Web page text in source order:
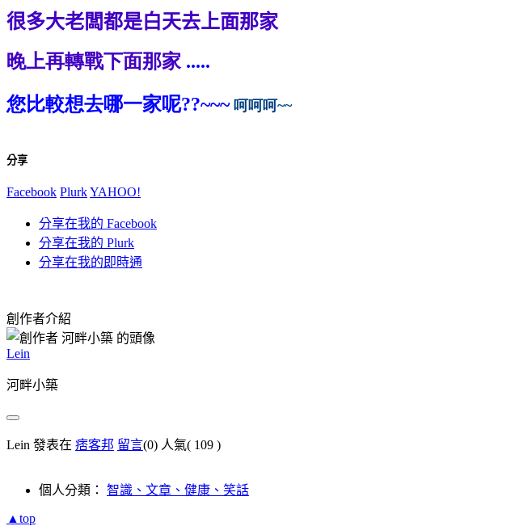
很多大老闆都是白天去上面那家
晚上再轉戰下面那家 .....
您比較想去哪一家呢??~~~ 呵呵呵~~
分享
Facebook PlurkYAHOO!
分享在我的 Facebook
分享在我的 Plurk
分享在我的即時通
創作者介紹
Lein
河畔小築
Lein 發表在 痞客邦 留言(0) 人氣( 109 )
個人分類： 智識、文章、健康、笑話
▲top